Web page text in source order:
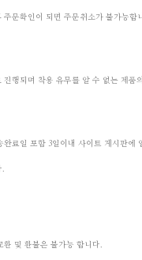
문확인이 되면 주문취소가 불가능합
행되며 착용 유무를 알 수 없는 제품
료일 포함 3일이내 사이트 게시판에
및 환불은 불가능 합니다.